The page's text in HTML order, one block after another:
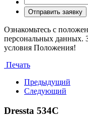
Ознакомьтесь с
персональных данных.
условия Положения!
Печать
Предыдущий
Следующий
Dressta 534C